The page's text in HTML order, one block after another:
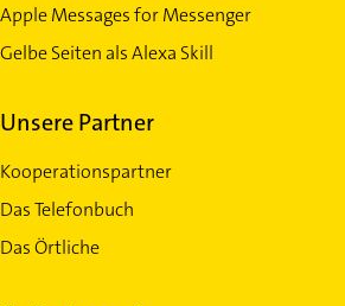
Apple Messages for Messenger
Gelbe Seiten als Alexa Skill
Unsere Partner
Kooperationspartner
Das Telefonbuch
Das Örtliche